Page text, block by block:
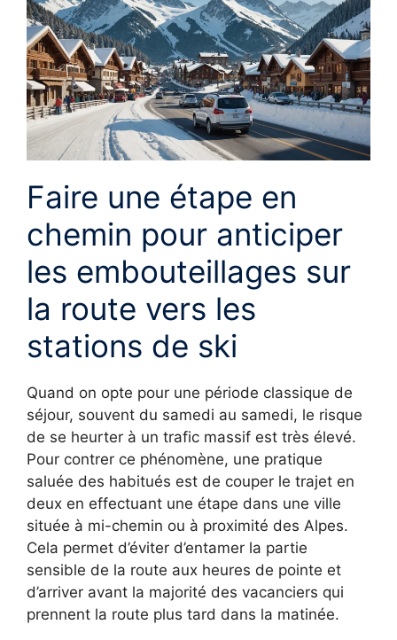
Faire une étape en
chemin pour anticiper
les embouteillages sur
la route vers les
stations de ski
Quand on opte pour une période classique de
séjour, souvent du samedi au samedi, le risque
de se heurter à un trafic massif est très élevé.
Pour contrer ce phénomène, une pratique
saluée des habitués est de couper le trajet en
deux en effectuant une étape dans une ville
située à mi-chemin ou à proximité des Alpes.
Cela permet d’éviter d’entamer la partie
sensible de la route aux heures de pointe et
d’arriver avant la majorité des vacanciers qui
prennent la route plus tard dans la matinée.